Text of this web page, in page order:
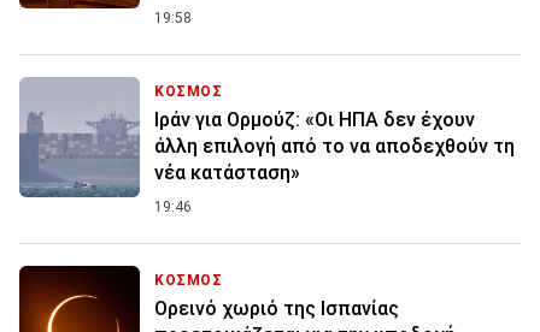
19:58
ΚΟΣΜΟΣ
Ιράν για Ορμούζ: «Οι ΗΠΑ δεν έχουν
άλλη επιλογή από το να αποδεχθούν τη
νέα κατάσταση»
19:46
ΚΟΣΜΟΣ
Ορεινό χωριό της Ισπανίας